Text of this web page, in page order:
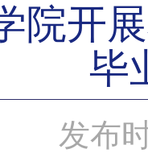
院开
毕
发布